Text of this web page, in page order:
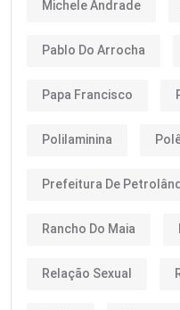
Michele Andrade
Pablo Do Arrocha
Papa Francisco
Polilaminina
Prefeitura De
Rancho Do Maia
Relação Sexual